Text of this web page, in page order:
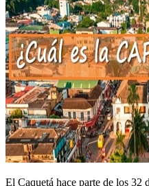
El Caquetá hace parte de los 32